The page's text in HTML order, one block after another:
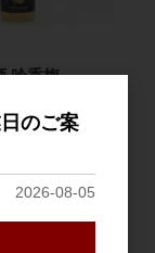
吟香梅
のご案
2026-08-05